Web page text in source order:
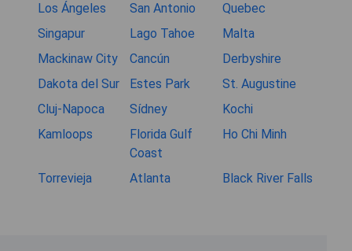
Los Ángeles San Antonio
Quebec
Singapur
Lago Tahoe
Malta
Mackinaw City
Cancún
Derbyshire
Dakota del Sur
Estes Park
St. Augustine
Cluj-Napoca
Sídney
Kochi
Kamloops
Florida Gulf
Coast
Ho Chi Minh
Torrevieja Atlanta Black River Falls